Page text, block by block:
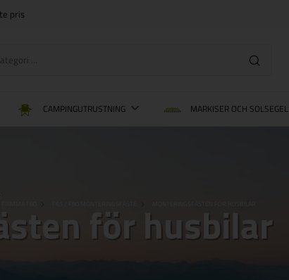
pris
CAMPINGUTRUSTNING MARKISER OCH SOLSEGEL
för husbilar